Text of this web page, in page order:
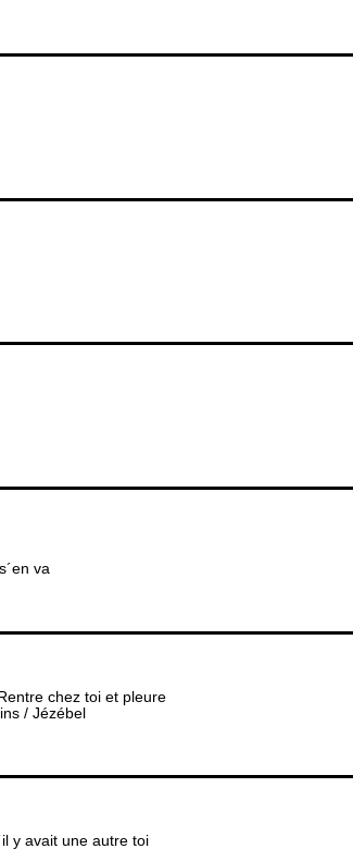
va
chez toi et pleure
/ Jézébel
y avait une autre toi